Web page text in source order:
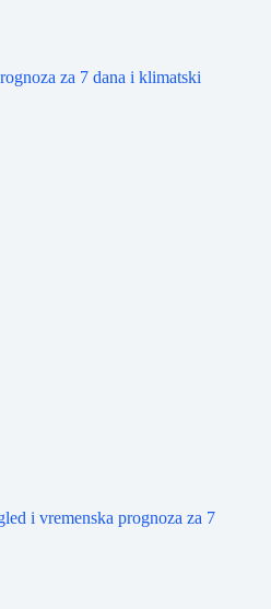
i vremenska prognoza za 7